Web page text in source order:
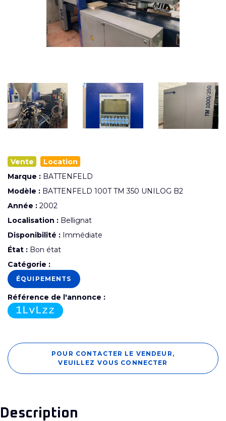
Vente
Location
Marque : BATTENFELD
Modèle : BATTENFELD 100T TM 350 UNILOG B2
Année : 2002
Localisation : Bellignat
Disponibilité : Immédiate
État : Bon état
Catégorie :
ÉQUIPEMENTS
Référence de l'annonce :
1LvLzz
POUR CONTACTER LE VENDEUR,
VEUILLEZ VOUS CONNECTER
Description